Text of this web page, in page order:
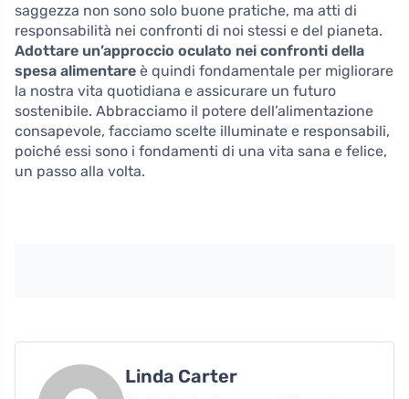
saggezza non sono solo buone pratiche, ma atti di
responsabilità nei confronti di noi stessi e del pianeta.
Adottare un’approccio oculato nei confronti della
spesa alimentare è quindi fondamentale per migliorare
la nostra vita quotidiana e assicurare un futuro
sostenibile. Abbracciamo il potere dell’alimentazione
consapevole, facciamo scelte illuminate e responsabili,
poiché essi sono i fondamenti di una vita sana e felice,
un passo alla volta.
Linda Carter